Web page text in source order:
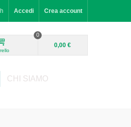
Accedi Crea account
0
0,00 €
CHI SIAMO